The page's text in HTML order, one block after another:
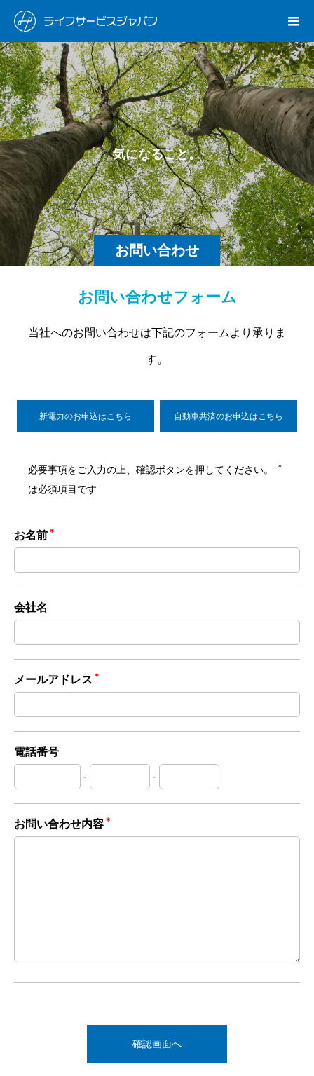
お問い合わせ
気になること。
なん
お問い合わせフォーム
当社へのお問い合わせは下記のフォームより承りま
す。
新電力のお申込はこちら 自動車共済のお申込はこちら
必要事項をご入力の上、確認ボタンを押してください。 ＊
は必須項目です
お名前＊
会社名
メールアドレス ＊
電話番号
-
-
お問い合わせ内容＊